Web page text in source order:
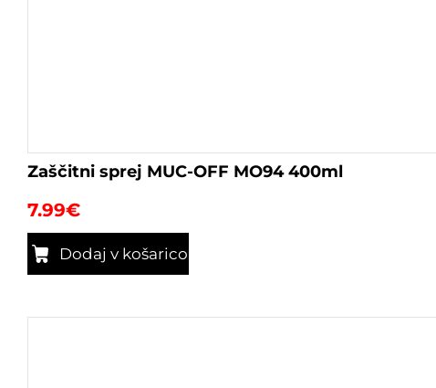
Zaščitni sprej MUC-OFF MO94 400ml
7.99€
Dodaj v košarico